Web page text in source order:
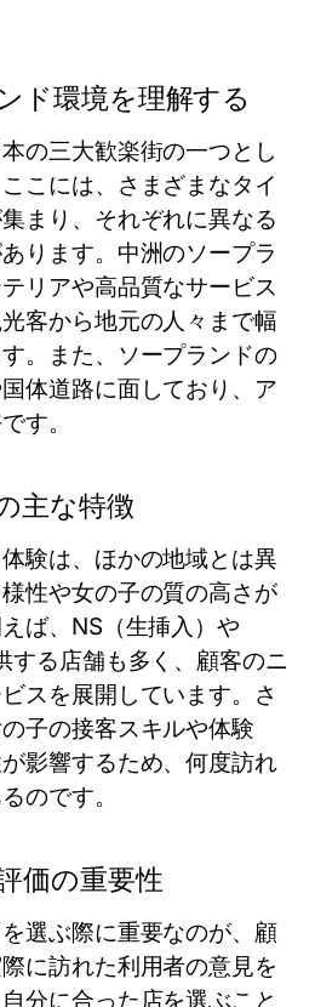
ド環境を理解する
の三大歓楽街の一つとし
こには、さまざまなタイ
まり、それぞれに異なる
ります。中洲のソープラ
リアや高品質なサービス
客から地元の人々まで幅
。また、ソープランドの
体道路に面しており、ア
す。
主な特徴
験は、ほかの地域とは異
性や女の子の質の高さが
ば、NS（生挿入）や
する店舗も多く、顧客のニ
スを展開しています。さ
子の接客スキルや体験
影響するため、何度訪れ
のです。
価の重要性
選ぶ際に重要なのが、顧
に訪れた利用者の意見を
分に合った店を選ぶこと